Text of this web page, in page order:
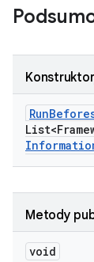
Run
Metody
void